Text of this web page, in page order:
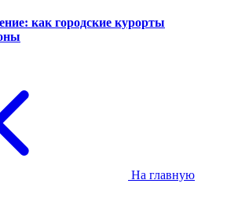
как городские курорты
На главную